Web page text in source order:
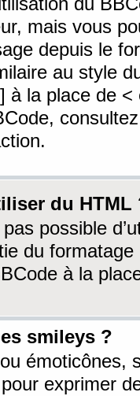
mais vous
depuis le
au style
à la place de <
du HTML
pas possible
du
à la
smileys ?
émoticônes,
exprimer